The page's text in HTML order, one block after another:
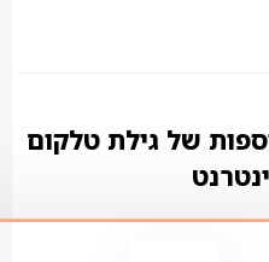
של גילת טלקום